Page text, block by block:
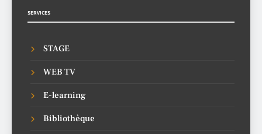
SERVICES
STAGE
WEB TV
E-learning
Bibliothèque